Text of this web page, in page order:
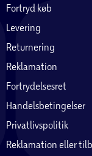
Fortryd køb
Levering
Returnering
Reklamation
Fortrydelsesret
Handelsbetingelser
Privatlivspolitik
Reklamation eller